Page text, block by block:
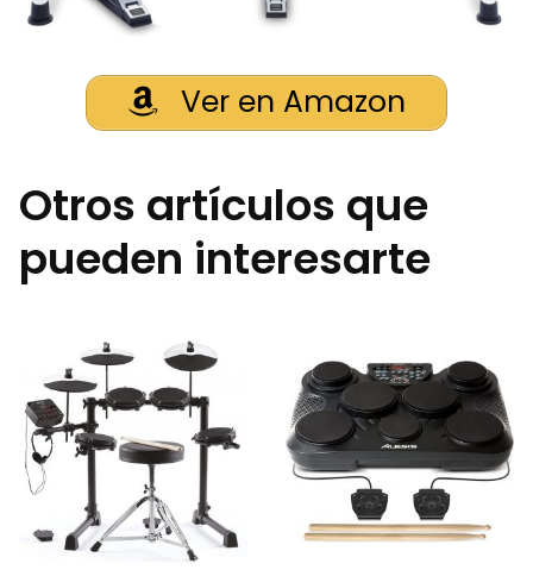
Ver en Amazon
Otros artículos que
pueden interesarte